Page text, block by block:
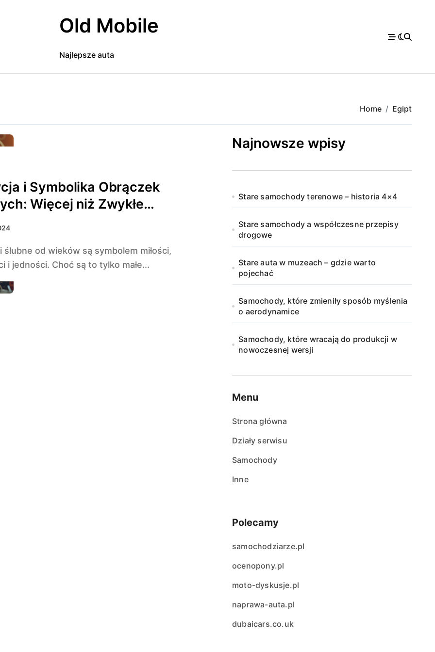
Old Mobile
Najlepsze auta
Home Egipt
i Symbolika Obrączek
Więcej niż Zwykłe
i jedności. Choć są to tylko małe...
Najnowsze wpisy
Stare samochody terenowe – historia 4×4
Stare samochody a współczesne przepisy
drogowe
Stare auta w muzeach – gdzie warto
pojechać
Samochody, które zmieniły sposób myślenia
o aerodynamice
Samochody, które wracają do produkcji w
nowoczesnej wersji
Menu
Strona główna
Działy serwisu
Samochody
Inne
Polecamy
samochodziarze.pl
ocenopony.pl
moto-dyskusje.pl
naprawa-auta.pl
dubaicars.co.uk